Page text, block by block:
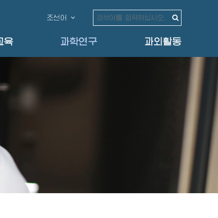
조선어
육 과학연구 과외활동